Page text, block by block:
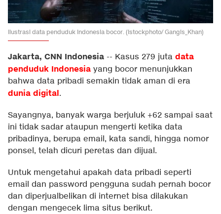
Ilustrasi data penduduk Indonesia bocor. (Istockphoto/ Gangis_Khan)
Jakarta, CNN Indonesia -- Kasus 279 juta data
penduduk Indonesia yang bocor menunjukkan
bahwa data pribadi semakin tidak aman di era
dunia digital.
Sayangnya, banyak warga berjuluk +62 sampai saat
ini tidak sadar ataupun mengerti ketika data
pribadinya, berupa email, kata sandi, hingga nomor
ponsel, telah dicuri peretas dan dijual.
Untuk mengetahui apakah data pribadi seperti
email dan password pengguna sudah pernah bocor
dan diperjualbelikan di internet bisa dilakukan
dengan mengecek lima situs berikut.